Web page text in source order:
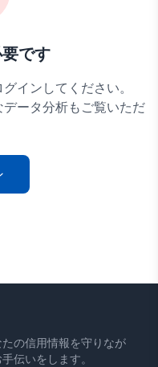
です
インしてください。
ータ分析もご覧いただ
の信用情報を守りなが
伝いをします。